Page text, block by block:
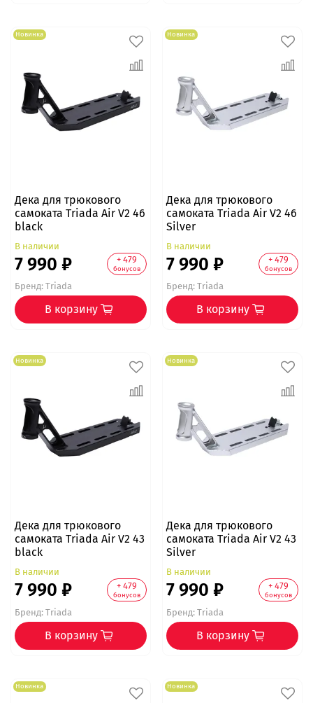
Новинка
Дека для трюкового
самоката Triada Air V2 46
black
В наличии
7 990 ₽ + 479
бонусов
Бренд:Triada
В корзину
Новинка
Дека для трюкового
самоката Triada Air V2 46
Silver
В наличии
7 990 ₽ + 479
бонусов
Бренд:Triada
В корзину
Новинка
Дека для трюкового
самоката Triada Air V2 43
black
В наличии
7 990 ₽ + 479
бонусов
Бренд:Triada
В корзину
Новинка
Дека для трюкового
самоката Triada Air V2 43
Silver
В наличии
7 990 ₽ + 479
бонусов
Бренд:Triada
В корзину
Новинка Новинка